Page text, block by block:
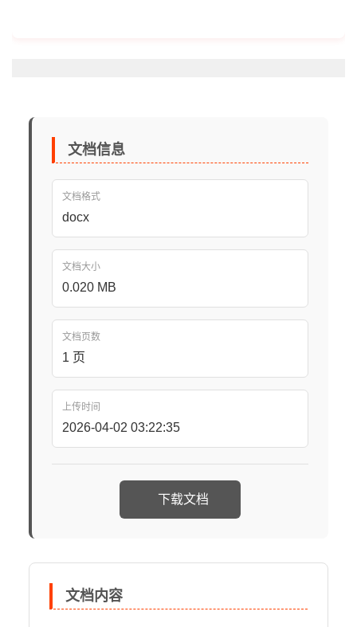
文档信息
文档格式
docx
文档大小
0.020 MB
文档页数
1 页
上传时间
2026-04-02 03:22:35
下载文档
文档内容